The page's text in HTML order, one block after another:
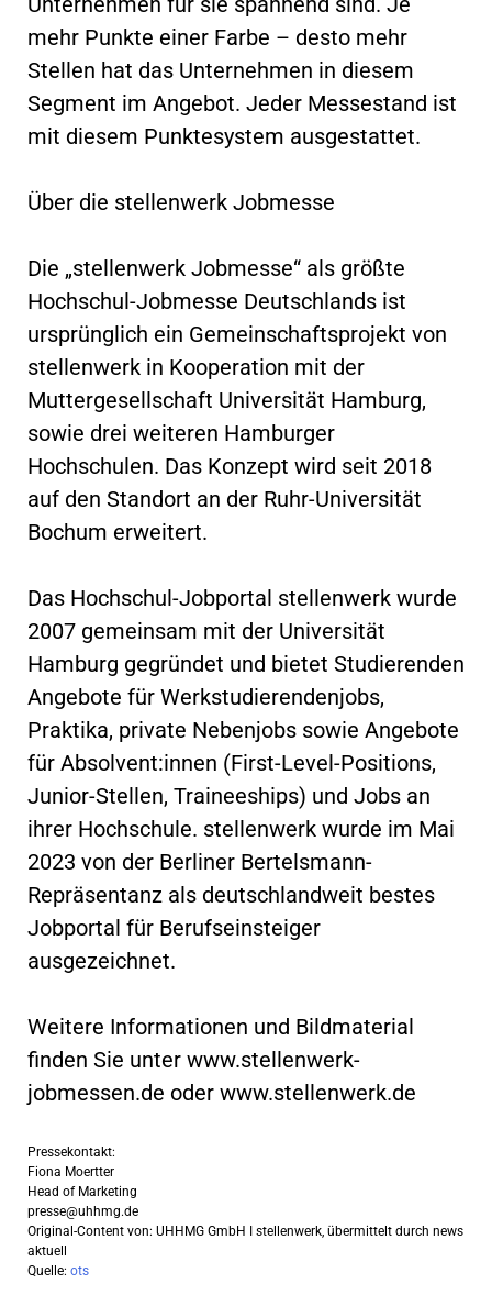
mehr Punkte einer Farbe – desto mehr
Stellen hat das Unternehmen in diesem
Segment im Angebot. Jeder Messestand ist
mit diesem Punktesystem ausgestattet.
Über die stellenwerk Jobmesse
Die „stellenwerk Jobmesse“ als größte
Hochschul-Jobmesse Deutschlands ist
ursprünglich ein Gemeinschaftsprojekt von
stellenwerk in Kooperation mit der
Muttergesellschaft Universität Hamburg,
sowie drei weiteren Hamburger
Hochschulen. Das Konzept wird seit 2018
auf den Standort an der Ruhr-Universität
Bochum erweitert.
Das Hochschul-Jobportal stellenwerk wurde
2007 gemeinsam mit der Universität
Hamburg gegründet und bietet Studierenden
Angebote für Werkstudierendenjobs,
Praktika, private Nebenjobs sowie Angebote
für Absolvent:innen (First-Level-Positions,
Junior-Stellen, Traineeships) und Jobs an
ihrer Hochschule. stellenwerk wurde im Mai
2023 von der Berliner Bertelsmann-
Repräsentanz als deutschlandweit bestes
Jobportal für Berufseinsteiger
ausgezeichnet.
Weitere Informationen und Bildmaterial
finden Sie unter www.stellenwerk-
jobmessen.de oder www.stellenwerk.de
Pressekontakt:
Fiona Moertter
Head of Marketing
presse@uhhmg.de
Original-Content von: UHHMG GmbH I stellenwerk, übermittelt durch news
aktuell
Quelle: ots